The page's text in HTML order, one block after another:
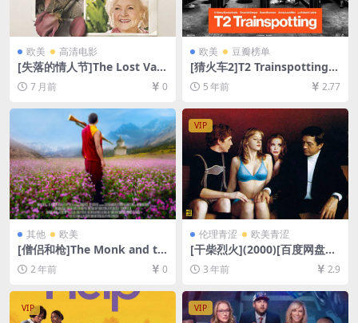
欧美 高清电影
[失落的情人节]The Lost Vale
ntine (2011)[百度网盘+夸克
网盘1080P超清未删减资源]
[网盘在线播放/下载][MP4/6.
6GB][中文字幕]
7 月前 0
欧美 豆瓣榜单
[猜火车2]T2 Trainspotting
(2017)[百度网盘+迅雷云盘资
源1080P超清未删减][MP4/7.
7GB][中英字幕]
5 年前 2.77
其他 欧美
[僧侣和枪]The Monk and th
e Gun (2023)[百度网盘+夸克
网盘1080P超清未删减资源]
[网盘在线播放/下载][MP4/6.
7GB][中文字幕]
2 年前 0
VIP
伦理青涩 欧美青涩
[干柴烈火](2000)[百度网盘
+夸克网盘1080P超清未删减
资源][网盘在线播放/下载][MP
4/5.2GB][港版中字][视频文件
+防和谐加密压缩包]
3 年前 2.9
VIP VIP